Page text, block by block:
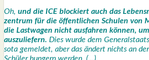
Oh, und die ICE blo­ckiert auch das
zen­trum für die öffent­li­chen Schu­len von
die Last­wa­gen nicht aus­fah­ren kön­nen,
aus­zu­lie­fern. Dies wur­de dem
so­ta gemel­det, aber das ändert nichts an